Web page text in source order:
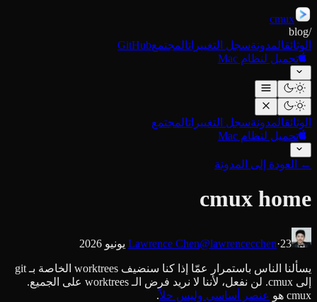
cmux
/
blog
الوثائقالمدونةسجل التغييراتالمجتمعGitHub
تحميل لنظام Mac
الوثائقالمدونةسجل التغييراتالمجتمع
تحميل لنظام Mac
← العودة إلى المدونة
cmux home
Lawrence Chen@lawrencecchen·23 يونيو 2026
يسألنا الناس باستمرار عمّا إذا كنا سنضيف worktrees الخاصة بـ git
إلى cmux. لن نفعل، لأننا لا نريد فرض الـ worktrees على الجميع.
cmux هو
عنصر أساسي وليس حلاً.